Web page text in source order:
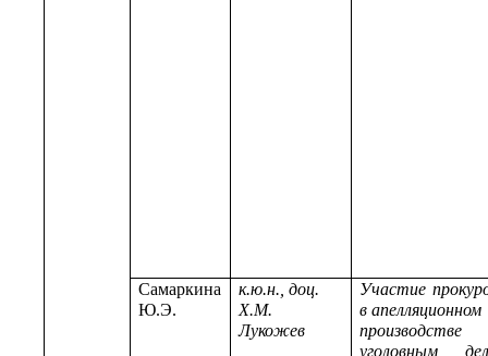
Самаркина
Ю.Э.
к.ю.н., доц.
Х.М.
Лукожев
Участие
в апелляционном
производстве
уголовным